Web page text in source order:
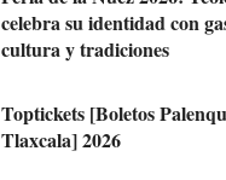
celebra su identidad con
cultura y tradiciones
Toptickets [Boletos
Tlaxcala] 2026